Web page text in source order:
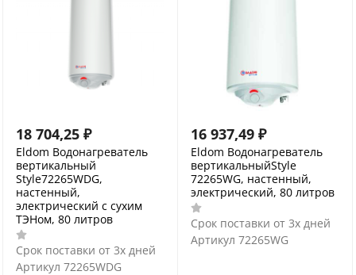
18 704,25 ₽
Eldom Водонагреватель
вертикальный
Style72265WDG,
настенный,
электрический с сухим
ТЭНом, 80 литров
Срок поставки от 3х дней
Артикул 72265WDG
16 937,49 ₽
Eldom Водонагреватель
вертикальныйStyle
72265WG, настенный,
электрический, 80 литров
Срок поставки от 3х дней
Артикул 72265WG